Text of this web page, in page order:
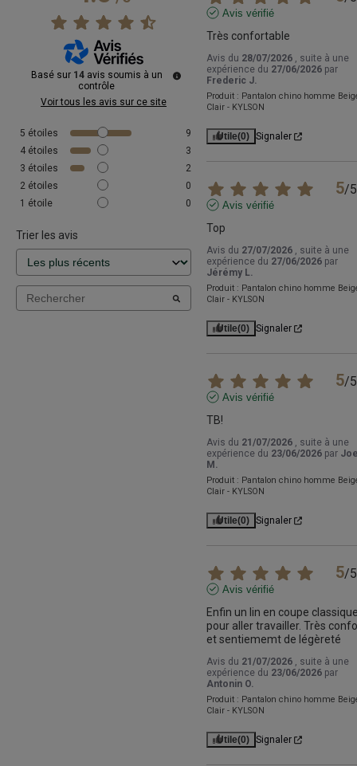
Basé sur 14 avis soumis à un
contrôle
Voir tous les avis sur ce site
5 étoiles
9
4 étoiles
3
3 étoiles
2
2 étoiles
0
1 étoile 0
Trier les avis
Avis vérifié
Très confortable
Avis du 28/07/2026 , suite à une
expérience du 27/06/2026 par
Frederic J.
Produit : Pantalon chino homme
Clair - KYLSON
Utile(0) Signaler
5/5
Avis vérifié
Top
Avis du 27/07/2026 , suite à une
expérience du 27/06/2026 par
Jérémy L.
Produit : Pantalon chino homme
Clair - KYLSON
Utile(0) Signaler
5/5
Avis vérifié
TB!
Avis du 21/07/2026 , suite à une
expérience du 23/06/2026 par
M.
Produit : Pantalon chino homme
Clair - KYLSON
Utile(0) Signaler
5/5
Avis vérifié
Enfin un lin en coupe
pour aller travailler. Très
et sentiememt de légèreté
Avis du 21/07/2026 , suite à une
expérience du 23/06/2026 par
Antonin O.
Produit : Pantalon chino homme
Clair - KYLSON
Utile(0) Signaler